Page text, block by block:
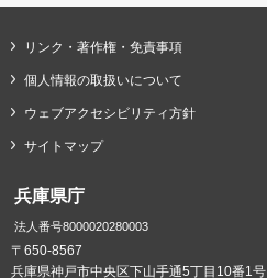
リンク・著作権・免責事項
個人情報の取扱いについて
ウェブアクセシビリティ方針
サイトマップ
兵庫県庁
法人番号8000020280003
〒650-8567
兵庫県神戸市中央区下山手通5丁目10番1号